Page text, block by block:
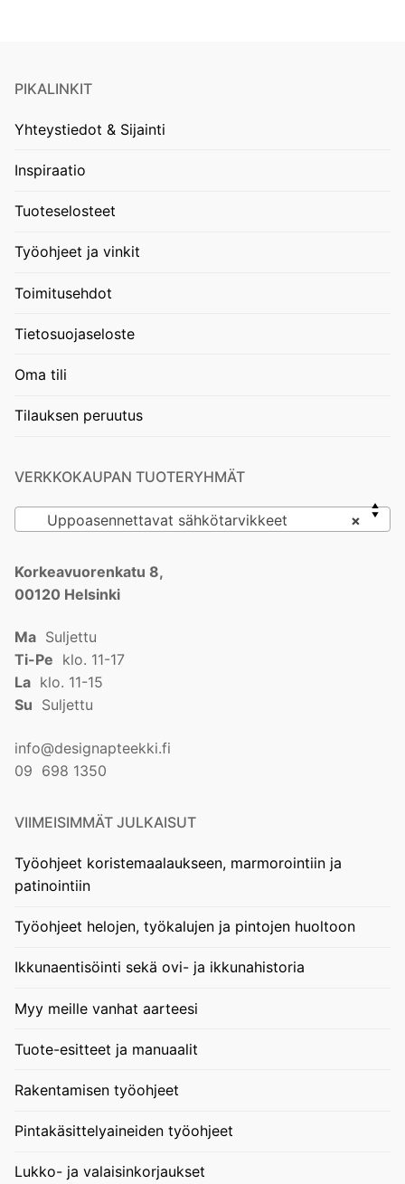
PIKALINKIT
Yhteystiedot & Sijainti
Inspiraatio
Tuoteselosteet
Työohjeet ja vinkit
Toimitusehdot
Tietosuojaseloste
Oma tili
Tilauksen peruutus
VERKKOKAUPAN TUOTERYHMÄT
×
Uppoasennettavat sähkötarvikkeet
Korkeavuorenkatu 8,
00120 Helsinki
Ma Suljettu
Ti-Pe klo. 11-17
La klo. 11-15
Su Suljettu
info@designapteekki.fi
09 698 1350
VIIMEISIMMÄT JULKAISUT
Työohjeet koristemaalaukseen, marmorointiin ja
patinointiin
Työohjeet helojen, työkalujen ja pintojen huoltoon
Ikkunaentisöinti sekä ovi- ja ikkunahistoria
Myy meille vanhat aarteesi
Tuote-esitteet ja manuaalit
Rakentamisen työohjeet
Pintakäsittelyaineiden työohjeet
Lukko- ja valaisinkorjaukset